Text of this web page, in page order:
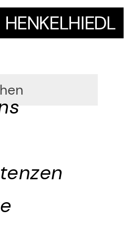
HENKELHIEDL